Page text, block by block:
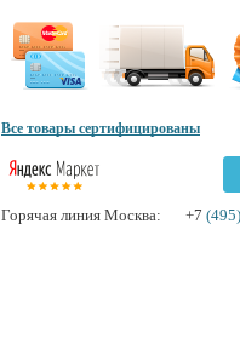
Все товары сертифицированы
Горячая линия Москва: +7 (495)